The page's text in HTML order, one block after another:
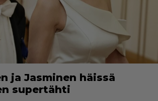
ja Jasminen häissä
supertähti